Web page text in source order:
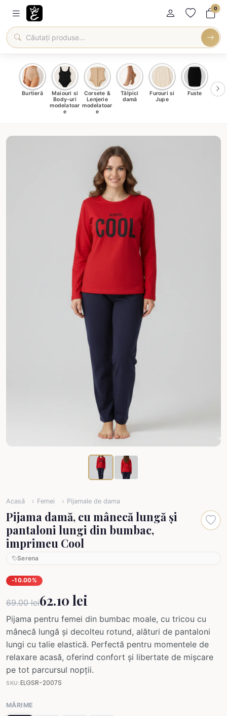
0
Burtieră
Maiouri si
Body-uri
modelatoar
e
Corsete &
Lenjerie
modelatoar
e
Tălpici
damă
Furouri si
Jupe
Fuste
Acasă Femei Pijamale de dama
Pijama damă, cu mânecă lungă și
pantaloni lungi din bumbac,
imprimeu Cool
Serena
-10.00%
69.00 lei62.10 lei
Pijama pentru femei din bumbac moale, cu tricou cu
mânecă lungă și decolteu rotund, alături de pantaloni
lungi cu talie elastică. Perfectă pentru momentele de
relaxare acasă, oferind confort și libertate de mișcare
pe tot parcursul nopții.
SKU:ELGSR-2007S
MĂRIME